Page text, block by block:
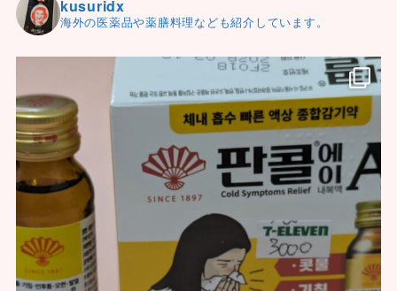
kusuridx
海外の医薬品や薬膳料理なども紹介しています。